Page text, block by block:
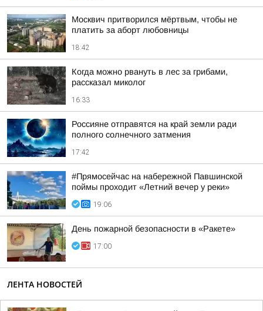
Москвич притворился мёртвым, чтобы не
платить за аборт любовницы
18:42
Когда можно рвануть в лес за грибами,
рассказал миколог
16:33
Россияне отправятся на край земли ради
полного солнечного затмения
17:42
#Прямосейчас на набережной Павшинской
поймы проходит «Летний вечер у реки»
19:06
День пожарной безопасности в «Ракете»
17:00
ЛЕНТА НОВОСТЕЙ